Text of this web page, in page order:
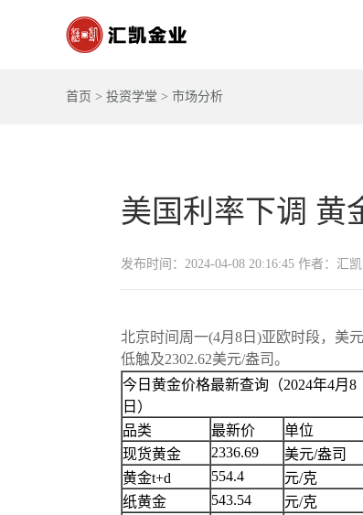
首页 > 投资学堂 > 市场分析
美国利率下调 黄
发布时间：2024-04-08 20:16:45 作者：汇
北京时间周一(4月8日)亚欧时段，美
低触及2302.62美元/盎司。
今日黄金价格最新查询（2024年4月8
日）
品类
最新价
单位
现货黄金
2336.69
美元/盎司
黄金t+d
554.4
元/克
纸黄金
543.54
元/克